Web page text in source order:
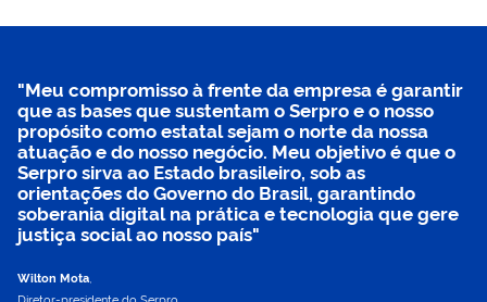
1
"Meu compromisso à frente da empresa é garantir
que as bases que sustentam o Serpro e o nosso
propósito como estatal sejam o norte da nossa
atuação e do nosso negócio. Meu objetivo é que o
Serpro sirva ao Estado brasileiro, sob as
orientações do Governo do Brasil, garantindo
soberania digital na prática e tecnologia que gere
justiça social ao nosso país"
Wilton Mota